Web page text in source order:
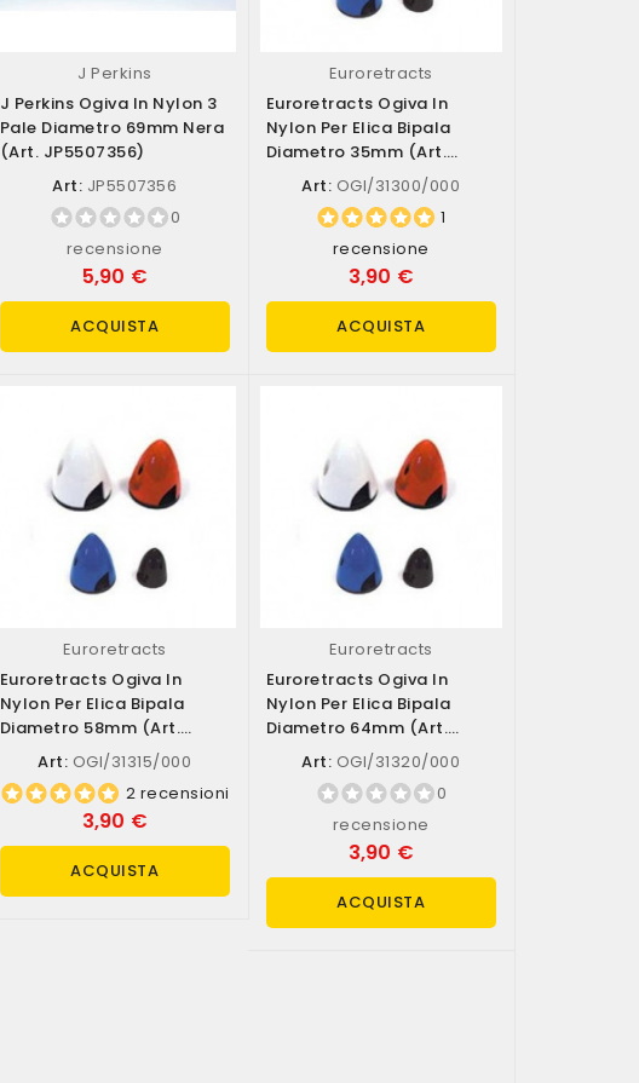
J Perkins
J Perkins Ogiva In Nylon 3
Pale Diametro 69mm Nera
(art. JP5507356)
Art: JP5507356
0
recensione
5,90 €
ACQUISTA
Euroretracts
Euroretracts Ogiva In
Nylon Per Elica Bipala
Diametro 35mm (art.
OGI/31300/000)
Art: OGI/31300/000
1
recensione
3,90 €
ACQUISTA
Euroretracts
Euroretracts Ogiva In
Nylon Per Elica Bipala
Diametro 58mm (art.
OGI/31315/000)
Art: OGI/31315/000
2 recensioni
3,90 €
ACQUISTA
Euroretracts
Euroretracts Ogiva In
Nylon Per Elica Bipala
Diametro 64mm (art.
OGI/31320/000)
Art: OGI/31320/000
0
recensione
3,90 €
ACQUISTA